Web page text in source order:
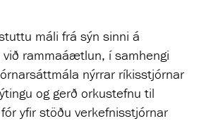
máli frá sýn sinni á
við rammaáætlun, í samhengi
nýrrar ríkisstjórnar
og gerð orkustefnu til
yfir stöðu verkefnisstjórnar